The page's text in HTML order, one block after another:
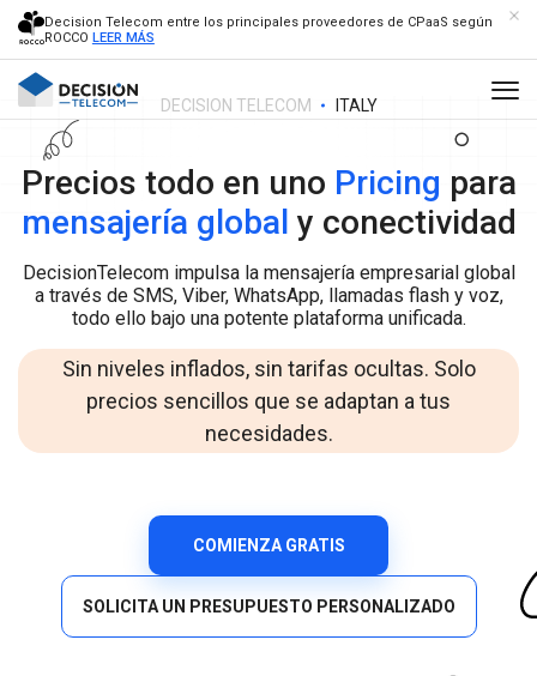
Decision Telecom entre los principales proveedores de CPaaS según
ROCCO LEER MÁS
DECISION TELECOM ITALY
Precios todo en uno Pricing para
mensajería global y conectividad
DecisionTelecom impulsa la mensajería empresarial global
a través de SMS, Viber, WhatsApp, llamadas flash y voz,
todo ello bajo una potente plataforma unificada.
Sin niveles inflados, sin tarifas ocultas. Solo
precios sencillos que se adaptan a tus
necesidades.
COMIENZA GRATIS
SOLICITA UN PRESUPUESTO PERSONALIZADO